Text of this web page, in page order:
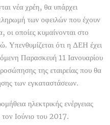
νέα χρέη, θα υπάρχει
των οφειλών που έχουν
οι οποίες κυμαίνονται στο
Υπενθυμίζεται ότι η ΔΕΗ έχει
Παρασκευή 11 Ιανουαρίου
της εταιρείας που θα
των εγκαταστάσεων.
ηλεκτρικής ενέργειας
Ιούνιο του 2017.